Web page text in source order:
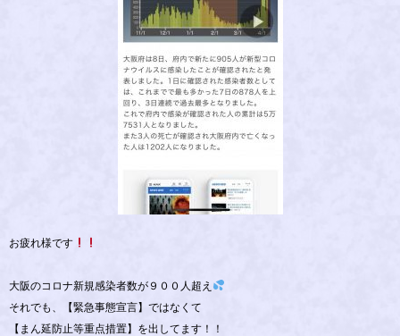
お疲れ様です
大阪のコロナ新規感染者数が９００人超え
それでも、【緊急事態宣言】ではなくて
【まん延防止等重点措置】を出してます！！